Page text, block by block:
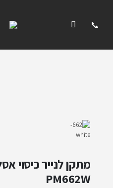
מתקן לנייר כיסוי
PM662W